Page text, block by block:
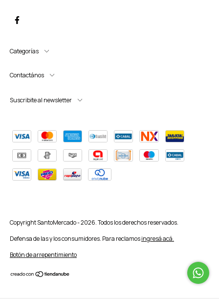
Categorías
Contactános
Suscribite al newsletter
Copyright SantoMercado - 2026. Todos los derechos reservados.
Defensa de las y los consumidores. Para reclamosingresá acá.
Botón de arrepentimiento